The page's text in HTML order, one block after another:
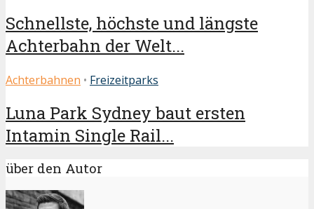
Schnellste, höchste und längste
Achterbahn der Welt...
Achterbahnen • Freizeitparks
Luna Park Sydney baut ersten
Intamin Single Rail...
über den Autor